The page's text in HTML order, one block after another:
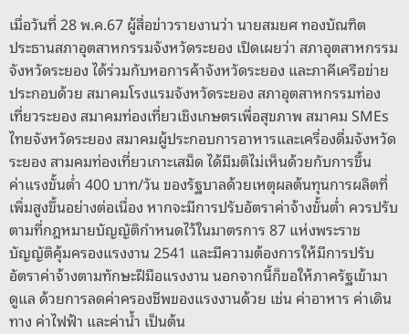
o
o
k
s g
er
n
k
เมื่อวันที่ 28 พ.ค.67 ผู้สื่อข่าวรายงานว่า นายสมยศ ทองบัณฑิต
ประธานสภาอุตสาหกรรมจังหวัดระยอง เปิดเผยว่า สภาอุตสาหกรรม
จังหวัดระยอง ได้ร่วมกับหอการค้าจังหวัดระยอง และภาคีเครือข่าย
ประกอบด้วย สมาคมโรงแรมจังหวัดระยอง สภาอุตสาหกรรมท่อง
เที่ยวระยอง สมาคมท่องเที่ยวเชิงเกษตรเพื่อสุขภาพ สมาคม SMEs
ไทยจังหวัดระยอง สมาคมผู้ประกอบการอาหารและเครื่องดื่มจังหวัด
ระยอง สามคมท่องเที่ยวเกาะเสม็ด ได้มีมติไม่เห็นด้วยกับการขึ้น
ค่าแรงขั้นต่ำ 400 บาท/วัน ของรัฐบาลด้วยเหตุผลต้นทุนการผลิตที่
เพิ่มสูงขึ้นอย่างต่อเนื่อง หากจะมีการปรับอัตราค่าจ้างขั้นต่ำ ควรปรับ
ตามที่กฎหมายบัญญัติกำหนดไว้ในมาตรการ 87 แห่งพระราช
บัญญัติคุ้มครองแรงงาน 2541 และมีความต้องการให้มีการปรับ
อัตราค่าจ้างตามทักษะฝีมือแรงงาน นอกจากนี้ก็ขอให้ภาครัฐเข้ามา
ดูแล ด้วยการลดค่าครองชีพของแรงงานด้วย เช่น ค่าอาหาร ค่าเดิน
ทาง ค่าไฟฟ้า และค่าน้ำ เป็นต้น